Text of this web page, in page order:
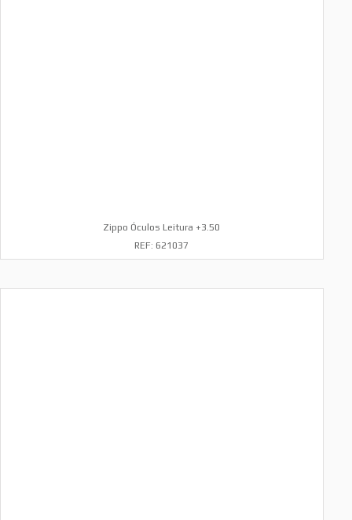
Zippo Óculos Leitura +3.50
REF: 621037